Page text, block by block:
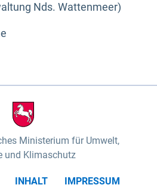
Nds. Wattenmeer)
Ministerium für Umwelt,
und Klimaschutz
INHALT
IMPRESSUM